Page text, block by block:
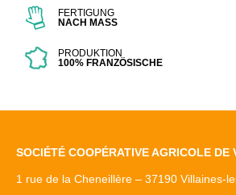
FERTIGUNG
NACH MASS
PRODUKTION
100% FRANZÖSISCHE
SOCIÉTÉ COOPÉRATIVE AGRICOLE DE
1 rue de la Cheneillère – 37190 Villaines-